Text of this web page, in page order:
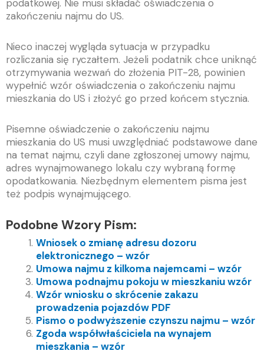
podatkowej. Nie musi składać oświadczenia o
zakończeniu najmu do US.
Nieco inaczej wygląda sytuacja w przypadku
rozliczania się ryczałtem. Jeżeli podatnik chce uniknąć
otrzymywania wezwań do złożenia PIT-28, powinien
wypełnić wzór oświadczenia o zakończeniu najmu
mieszkania do US i złożyć go przed końcem stycznia.
Pisemne oświadczenie o zakończeniu najmu
mieszkania do US musi uwzględniać podstawowe dane
na temat najmu, czyli dane zgłoszonej umowy najmu,
adres wynajmowanego lokalu czy wybraną formę
opodatkowania. Niezbędnym elementem pisma jest
też podpis wynajmującego.
Podobne Wzory Pism:
Wniosek o zmianę adresu dozoru
elektronicznego – wzór
Umowa najmu z kilkoma najemcami – wzór
Umowa podnajmu pokoju w mieszkaniu wzór
Wzór wniosku o skrócenie zakazu
prowadzenia pojazdów PDF
Pismo o podwyższenie czynszu najmu – wzór
Zgoda współwłaściciela na wynajem
mieszkania – wzór